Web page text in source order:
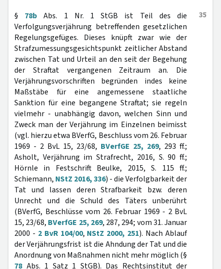
35
§ 78b Abs. 1 Nr. 1 StGB ist Teil des die
Verfolgungsverjährung betreffenden gesetzlichen
Regelungsgefüges. Dieses knüpft zwar wie der
Strafzumessungsgesichtspunkt zeitlicher Abstand
zwischen Tat und Urteil an den seit der Begehung
der Straftat vergangenen Zeitraum an. Die
Verjährungsvorschriften begründen indes keine
Maßstäbe für eine angemessene staatliche
Sanktion für eine begangene Straftat; sie regeln
vielmehr - unabhängig davon, welchen Sinn und
Zweck man der Verjährung im Einzelnen beimisst
(vgl. hierzu etwa BVerfG, Beschluss vom 26. Februar
1969 - 2 BvL 15, 23/68, BVerfGE 25, 269, 293 ff.;
Asholt, Verjährung im Strafrecht, 2016, S. 90 ff.;
Hörnle in Festschrift Beulke, 2015, S. 115 ff.;
Schiemann, NStZ 2016, 336) - die Verfolgbarkeit der
Tat und lassen deren Strafbarkeit bzw. deren
Unrecht und die Schuld des Täters unberührt
(BVerfG, Beschlüsse vom 26. Februar 1969 - 2 BvL
15, 23/68, BVerfGE 25, 269, 287, 294; vom 31. Januar
2000 - 2 BvR 104/00, NStZ 2000, 251). Nach Ablauf
der Verjährungsfrist ist die Ahndung der Tat und die
Anordnung von Maßnahmen nicht mehr möglich (§
78 Abs. 1 Satz 1 StGB). Das Rechtsinstitut der